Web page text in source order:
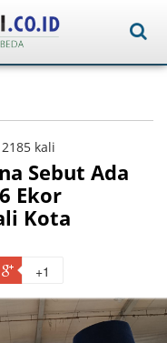
kali
Sebut Ada
Ekor
Kota
+1